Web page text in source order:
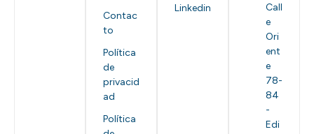
Contac
to
Política
de
privacid
ad
Política
Linkedin
Call
e
Ori
ent
e
78-
84
-
Edi